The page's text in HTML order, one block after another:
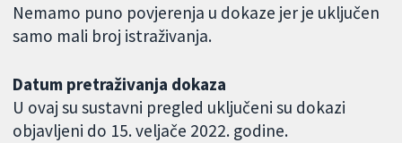
Nemamo puno povjerenja u dokaze jer je uključen
samo mali broj istraživanja.
Datum pretraživanja dokaza
U ovaj su sustavni pregled uključeni su dokazi
objavljeni do 15. veljače 2022. godine.